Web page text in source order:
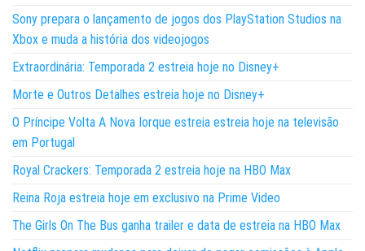
Sony prepara o lançamento de jogos dos PlayStation Studios na
Xbox e muda a história dos videojogos
Extraordinária: Temporada 2 estreia hoje no Disney+
Morte e Outros Detalhes estreia hoje no Disney+
O Príncipe Volta A Nova Iorque estreia estreia hoje na televisão
em Portugal
Royal Crackers: Temporada 2 estreia hoje na HBO Max
Reina Roja estreia hoje em exclusivo na Prime Video
The Girls On The Bus ganha trailer e data de estreia na HBO Max